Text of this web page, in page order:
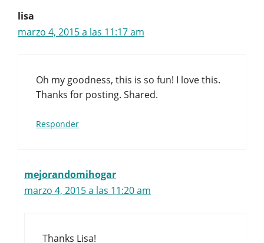
lisa
marzo 4, 2015 a las 11:17 am
Oh my goodness, this is so fun! I love this.
Thanks for posting. Shared.
Responder
mejorandomihogar
marzo 4, 2015 a las 11:20 am
Thanks Lisa!